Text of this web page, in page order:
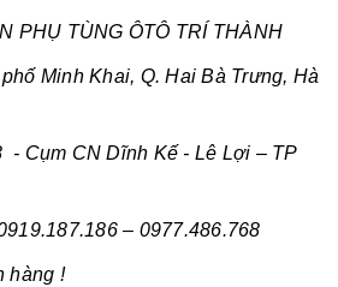
PHỤ TÙNG ÔTÔ TRÍ THÀNH
Minh Khai, Q. Hai Bà Trưng, Hà
- Cụm CN Dĩnh Kế - Lê Lợi – TP
– 0977.486.768
hàng !